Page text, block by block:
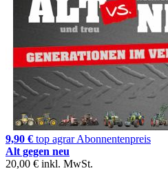
9,90 € top agrar Abonnentenpreis
Alt gegen neu
20,00 € inkl. MwSt.